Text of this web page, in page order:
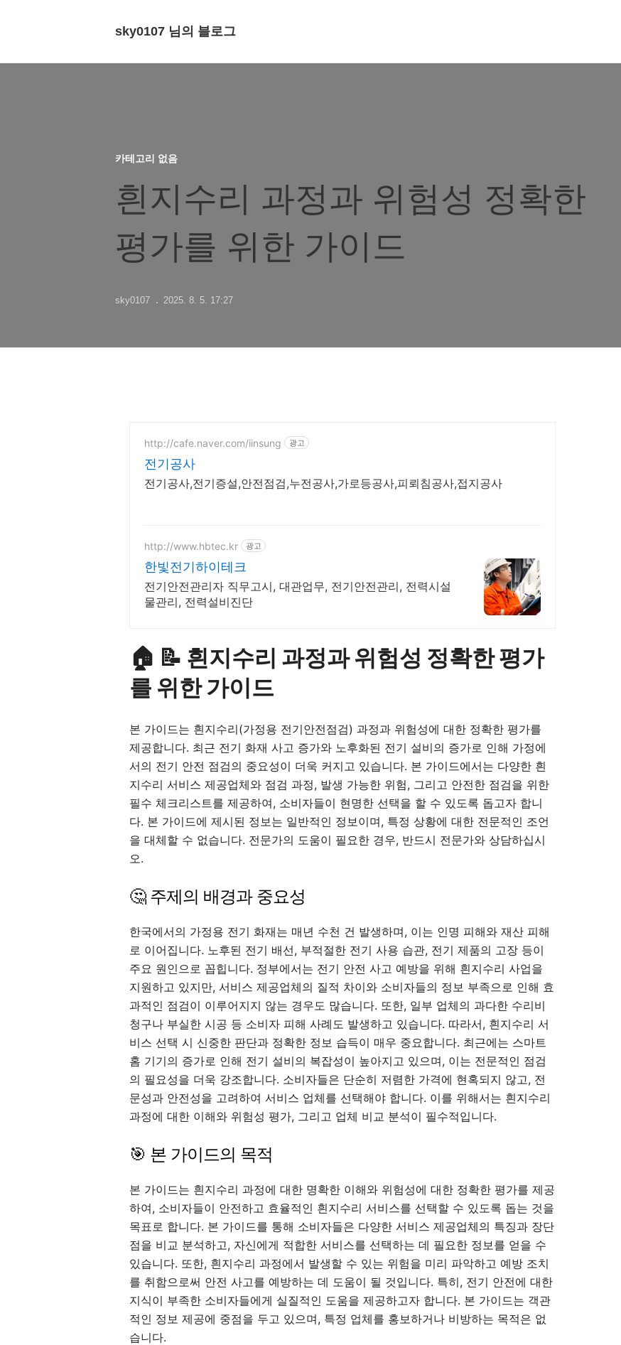
sky0107 님의 블로그
카테고리 없음
흰지수리 과정과 위험성 정확한
평가를 위한 가이드
sky0107 2025. 8. 5. 17:27
http://cafe.naver.com/iinsung 광고
전기공사
전기공사,전기증설,안전점검,누전공사,가로등공사,피뢰침공사,접지공사
http://www.hbtec.kr 광고
한빛전기하이테크
전기안전관리자 직무고시, 대관업무, 전기안전관리, 전력시설
물관리, 전력설비진단
🏠 📝 흰지수리 과정과 위험성 정확한 평가
를 위한 가이드
본 가이드는 흰지수리(가정용 전기안전점검) 과정과 위험성에 대한 정확한 평가를
제공합니다. 최근 전기 화재 사고 증가와 노후화된 전기 설비의 증가로 인해 가정에
서의 전기 안전 점검의 중요성이 더욱 커지고 있습니다. 본 가이드에서는 다양한 흰
지수리 서비스 제공업체와 점검 과정, 발생 가능한 위험, 그리고 안전한 점검을 위한
필수 체크리스트를 제공하여, 소비자들이 현명한 선택을 할 수 있도록 돕고자 합니
다. 본 가이드에 제시된 정보는 일반적인 정보이며, 특정 상황에 대한 전문적인 조언
을 대체할 수 없습니다. 전문가의 도움이 필요한 경우, 반드시 전문가와 상담하십시
오.
🤔 주제의 배경과 중요성
한국에서의 가정용 전기 화재는 매년 수천 건 발생하며, 이는 인명 피해와 재산 피해
로 이어집니다. 노후된 전기 배선, 부적절한 전기 사용 습관, 전기 제품의 고장 등이
주요 원인으로 꼽힙니다. 정부에서는 전기 안전 사고 예방을 위해 흰지수리 사업을
지원하고 있지만, 서비스 제공업체의 질적 차이와 소비자들의 정보 부족으로 인해 효
과적인 점검이 이루어지지 않는 경우도 많습니다. 또한, 일부 업체의 과다한 수리비
청구나 부실한 시공 등 소비자 피해 사례도 발생하고 있습니다. 따라서, 흰지수리 서
비스 선택 시 신중한 판단과 정확한 정보 습득이 매우 중요합니다. 최근에는 스마트
홈 기기의 증가로 인해 전기 설비의 복잡성이 높아지고 있으며, 이는 전문적인 점검
의 필요성을 더욱 강조합니다. 소비자들은 단순히 저렴한 가격에 현혹되지 않고, 전
문성과 안전성을 고려하여 서비스 업체를 선택해야 합니다. 이를 위해서는 흰지수리
과정에 대한 이해와 위험성 평가, 그리고 업체 비교 분석이 필수적입니다.
🎯 본 가이드의 목적
본 가이드는 흰지수리 과정에 대한 명확한 이해와 위험성에 대한 정확한 평가를 제공
하여, 소비자들이 안전하고 효율적인 흰지수리 서비스를 선택할 수 있도록 돕는 것을
목표로 합니다. 본 가이드를 통해 소비자들은 다양한 서비스 제공업체의 특징과 장단
점을 비교 분석하고, 자신에게 적합한 서비스를 선택하는 데 필요한 정보를 얻을 수
있습니다. 또한, 흰지수리 과정에서 발생할 수 있는 위험을 미리 파악하고 예방 조치
를 취함으로써 안전 사고를 예방하는 데 도움이 될 것입니다. 특히, 전기 안전에 대한
지식이 부족한 소비자들에게 실질적인 도움을 제공하고자 합니다. 본 가이드는 객관
적인 정보 제공에 중점을 두고 있으며, 특정 업체를 홍보하거나 비방하는 목적은 없
습니다.